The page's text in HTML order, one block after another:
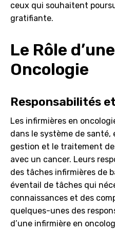
ceux qui souhaitent
gratifiante.
Le Rôle
Oncologie
Responsabilités
Les infirmières en
dans le système de santé,
gestion et le traitement
avec un cancer. Leurs
des tâches infirmières de
éventail de tâches qui
connaissances et des
quelques-unes des
d’une infirmière en